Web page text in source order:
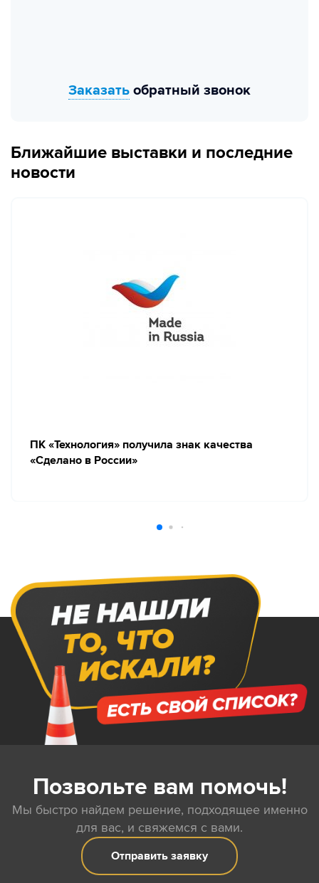
Заказать обратный звонок
Ближайшие выставки и последние
новости
ПК «Технология» получила знак качества
«Сделано в России»
Позвольте вам помочь!
Мы быстро найдем решение, подходящее именно
для вас, и свяжемся с вами.
Отправить заявку